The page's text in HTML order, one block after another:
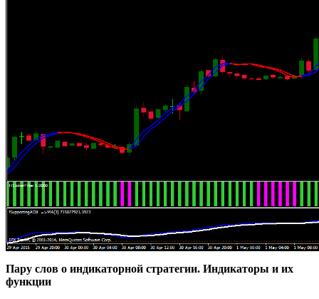
Пару слов о индикаторной стратегии. Индикаторы и их
функции